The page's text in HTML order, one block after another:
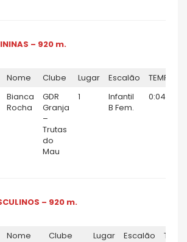
– 920 m.
Nome Clube Lugar Escalão TEMPO
Bianca
Rocha
GDR
Granja
–
Trutas
do
Mau
1
Infantil
B Fem.
0:04:07
– 920 m.
Nome Clube Lugar Escalão